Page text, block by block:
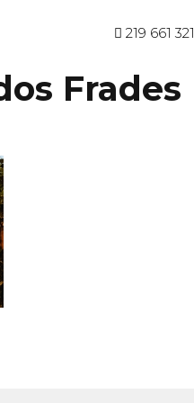
219 661 321
Frades